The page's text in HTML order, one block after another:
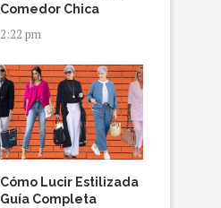
Comedor Chica
2:22 pm
Cómo Lucir Estilizada
Guía Completa